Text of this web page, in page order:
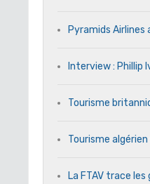
Pyramids
Interview : Phillip
Tourisme
Tourisme
La FTAV trace